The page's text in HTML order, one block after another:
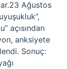
Ağustos
açısından
anksiyete
Sonuç: